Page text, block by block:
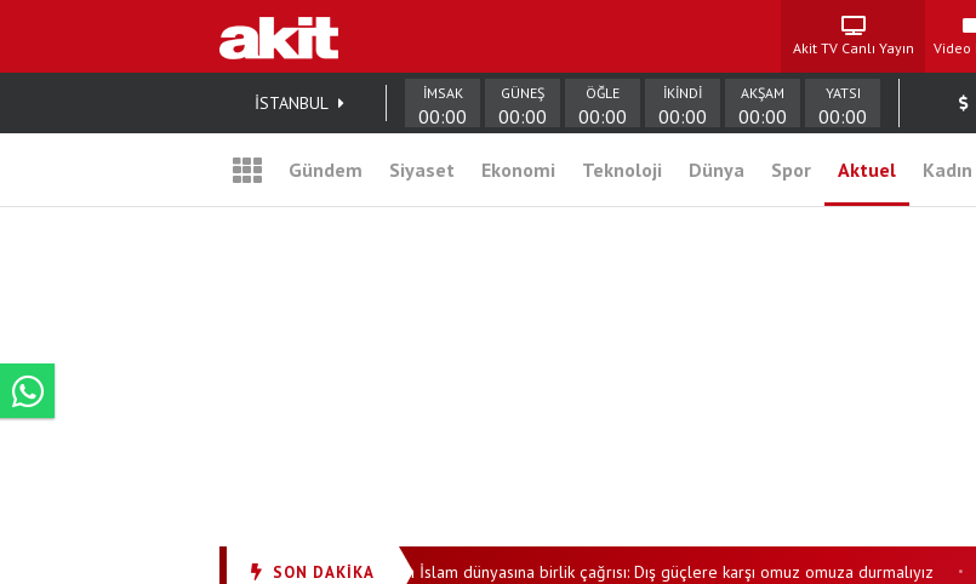
Akit TV Canlı Yayın Video
İSTANBUL İMSAK
00:00
GÜNEŞ
00:00
ÖĞLE
00:00
İKİNDİ
00:00
AKŞAM
00:00
YATSI
00:00
Gündem Siyaset Ekonomi Teknoloji Dünya Spor Aktuel
SON DAKİKA
• Arakçi'den İslam dünyasına birlik çağrısı: Dış güçlere karşı omuz omuza durmalıyız •